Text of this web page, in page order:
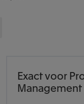
Exact voor
Management